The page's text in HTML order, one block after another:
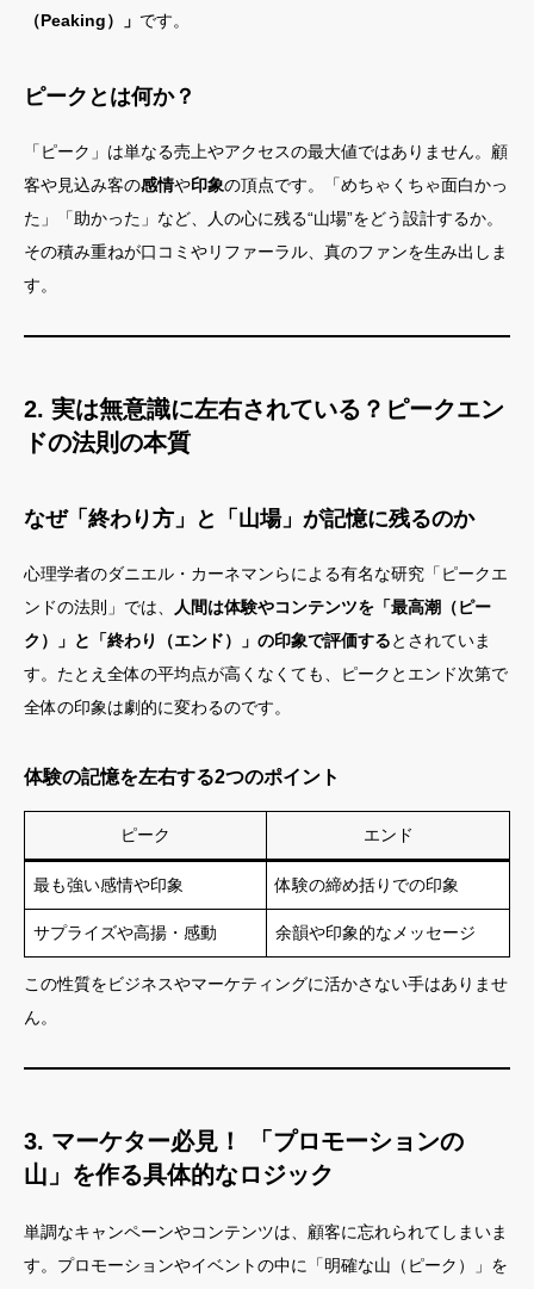
（Peaking）」 です。
ピークとは何か？
「ピーク」は単なる売上やアクセスの最大値ではありません。顧
客や見込み客の感情や印象の頂点です。「めちゃくちゃ面白かっ
た」「助かった」など、人の心に残る“山場”をどう設計するか。
その積み重ねが口コミやリファーラル、真のファンを生み出しま
す。
2. 実は無意識に左右されている？ピークエン
ドの法則の本質
なぜ「終わり方」と「山場」が記憶に残るのか
心理学者のダニエル・カーネマンらによる有名な研究「ピークエ
ンドの法則」では、
人間は体験やコンテンツを「最高潮（ピー
ク）」と「終わり（エンド）」の印象で評価するとされていま
す。たとえ全体の平均点が高くなくても、ピークとエンド次第で
全体の印象は劇的に変わるのです。
体験の記憶を左右する2つのポイント
ピーク エンド
最も強い感情や印象 体験の締め括りでの印象
サプライズや高揚・感動 余韻や印象的なメッセージ
この性質をビジネスやマーケティングに活かさない手はありませ
ん。
3. マーケター必見！ 「プロモーションの
山」を作る具体的なロジック
単調なキャンペーンやコンテンツは、顧客に忘れられてしまいま
す。プロモーションやイベントの中に「明確な山（ピーク）」を